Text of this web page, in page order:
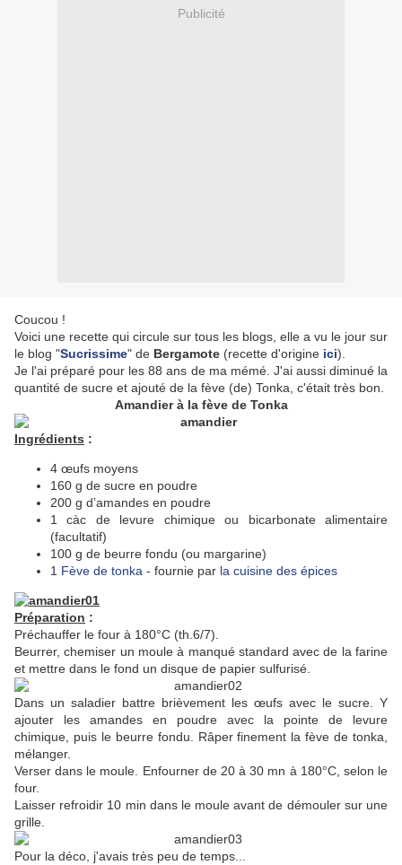
Publicité
Coucou !
Voici une recette qui circule sur tous les blogs, elle a vu le jour sur
le blog "Sucrissime" de Bergamote (recette d'origine ici).
Je l'ai préparé pour les 88 ans de ma mémé. J'ai aussi diminué la
quantité de sucre et ajouté de la fève (de) Tonka, c'était très bon.
Amandier à la fève de Tonka
Ingrédients :
4 œufs moyens
160 g de sucre en poudre
200 g d’amandes en poudre
1 càc de levure chimique ou bicarbonate alimentaire
(facultatif)
100 g de beurre fondu (ou margarine)
1 Fève de tonka - fournie par la cuisine des épices
Préparation :
Préchauffer le four à 180°C (th.6/7).
Beurrer, chemiser un moule à manqué standard avec de la farine
et mettre dans le fond un disque de papier sulfurisé.
Dans un saladier battre brièvement les œufs avec le sucre. Y
ajouter les amandes en poudre avec la pointe de levure
chimique, puis le beurre fondu. Râper finement la fève de tonka,
mélanger.
Verser dans le moule. Enfourner de 20 à 30 mn à 180°C, selon le
four.
Laisser refroidir 10 min dans le moule avant de démouler sur une
grille.
Pour la déco, j'avais très peu de temps...